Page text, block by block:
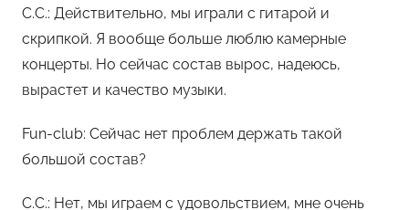
С.С.: Действительно, мы играли с гитарой и
скрипкой. Я вообще больше люблю камерные
концерты. Но сейчас состав вырос, надеюсь,
вырастет и качество музыки.
Fun-club: Сейчас нет проблем держать такой
большой состав?
С.С.: Нет, мы играем с удовольствием, мне очень